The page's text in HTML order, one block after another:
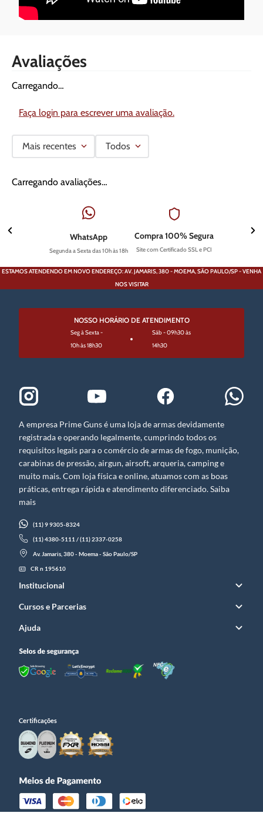
Avaliações
Carregando…
Faça login para escrever uma avaliação.
Mais recentes Todos
Carregando avaliações…
WhatsApp
Segunda a Sexta das 10h às 18h
Compra 100% Segura
Site com Certificado SSL e PCI
ESTAMOS ATENDENDO EM NOVO ENDEREÇO: AV. JAMARIS, 380 - MOEMA, SÃO PAULO/SP - VENHA
NOS VISITAR
NOSSO HORÁRIO DE ATENDIMENTO
Seg à Sexta -
10h às 18h30
Sáb - 09h30 às
14h30
A empresa Prime Guns é uma loja de armas devidamente
registrada e operando legalmente, cumprindo todos os
requisitos legais para o comércio de armas de fogo, munição,
carabinas de pressão, airgun, airsoft, arqueria, camping e
muito mais. Com loja física e online, atuamos com as boas
práticas, entrega rápida e atendimento diferenciado. Saiba
mais
(11) 9 9305-8324
(11) 4380-5111 / (11) 2337-0258
Av. Jamaris, 380 - Moema - São Paulo/SP
CR n 195610
Institucional
Cursos e Parcerias
Ajuda
Certificações